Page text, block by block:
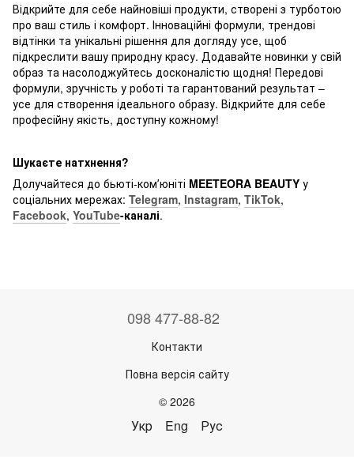
Відкрийте для себе найновіші продукти, створені з турботою
про ваш стиль і комфорт. Інноваційні формули, трендові
відтінки та унікальні рішення для догляду усе, щоб
підкреслити вашу природну красу. Додавайте новинки у свій
образ та насолоджуйтесь досконалістю щодня! Передові
формули, зручність у роботі та гарантований результат –
усе для створення ідеального образу. Відкрийте для себе
професійну якість, доступну кожному!
Шукаєте натхнення?
Долучайтеся до бьюті-комʼюніті MEETEORA BEAUTY у
соціальних мережах: Telegram, Instagram, TikTok,
Facebook, YouTube-каналі.
098 477-88-82
Контакти
Повна версія сайту
© 2026
Укр Eng Рус